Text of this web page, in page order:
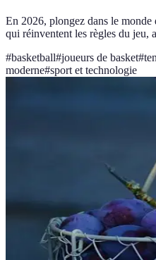
En 2026, plongez dans le monde
qui réinventent les règles du jeu,
#basketball#joueurs de basket#
moderne#sport et technologie